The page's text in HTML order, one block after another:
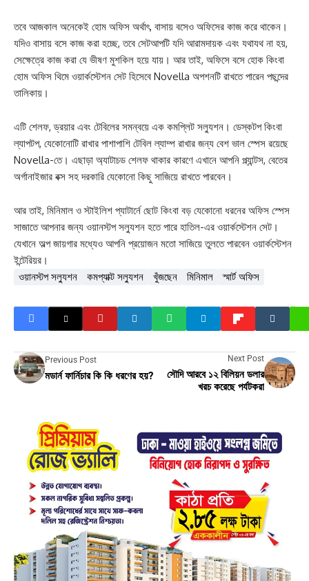
তবে আজকাল অনেকেই হোম অফিস অর্থাৎ, বাসায় বসেও অফিসের কাজ করে থাকেন।
যদিও বাসায় বসে কাজ করা হচ্ছে, তবে সেটআপটি যদি আরামদায়ক এবং যথাযথ না হয়,
সেক্ষেত্রে কাজ করা যে ভীষণ মুশকিল হয়ে যায়। আর তাই, অফিসে বসে হোক কিংবা
হোম অফিস থিমে ওয়ার্কস্টেশন সেট হিসেবে Novella অপশনটি রাখতে পারেন পছন্দের
তালিকায়।
এটি শেলফ, ড্রয়ার এবং টেবিলের সমন্বয়ে এক কমপ্লিট সল্যুশন। ডেস্কটপ কিংবা
ল্যাপটপ, যেকোনোটি রাখার পাশাপাশি টেবিল ল্যাম্প রাখার জন্য বেশ ভাল স্পেস রয়েছে
Novella-তে। এছাড়া অ্যাটাচড শেলফ থাকার কারণে এখানে আপনি প্ল্যান্টস, বেতের
অর্গানাইজার বক্স সহ দরকারি যেকোনো কিছু সাজিয়ে রাখতে পারবেন।
আর তাই, মিনিমাল ও স্টাইলিশ প্যাটার্নে ছোট কিংবা বড় যেকোনো ধরনের অফিস স্পেস
সাজাতে আপনার জন্য ওয়ানস্টপ সল্যুশন হতে পারে হাতিল-এর ওয়ার্কস্টেশন সেট।
যেখানে অল্প জায়গার মধ্যেও আপনি প্রয়োজন মতো সাজিয়ে তুলতে পারবেন ওয়ার্কস্টেশন
ইন্টেরিয়র।
ওয়ানস্টপ সল্যুশন কমপ্যাক্ট সল্যুশন খুঁজছেন মিনিমাল স্মার্ট অফিস
Previous Post
মডার্ন ফার্নিচার কি কি ধরণের হয়?
Next Post
সৌদি আরবে ১২ বিলিয়ন ডলার
খরচ করেছে পর্যটকরা